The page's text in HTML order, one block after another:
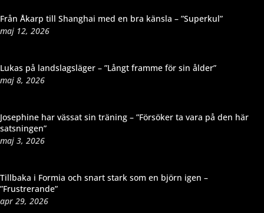
Från Åkarp till Shanghai med en bra känsla – ”Superkul”
maj 12, 2026
Lukas på landslagsläger – ”Långt framme för sin ålder”
maj 8, 2026
Josephine har vässat sin träning – ”Försöker ta vara på den här
satsningen”
maj 3, 2026
Tillbaka i Formia och snart stark som en björn igen –
”Frustrerande”
apr 29, 2026